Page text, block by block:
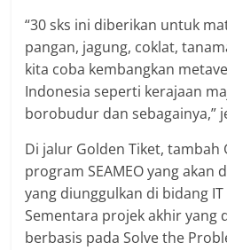
“30 sks ini diberikan untuk
pangan, jagung, coklat,
kita coba kembangkan
Indonesia seperti kerajaan
borobudur dan sebagainya,”
Di jalur Golden Tiket, tambah
program SEAMEO yang akan
yang diunggulkan di bidang
Sementara projek akhir yang
berbasis pada Solve the